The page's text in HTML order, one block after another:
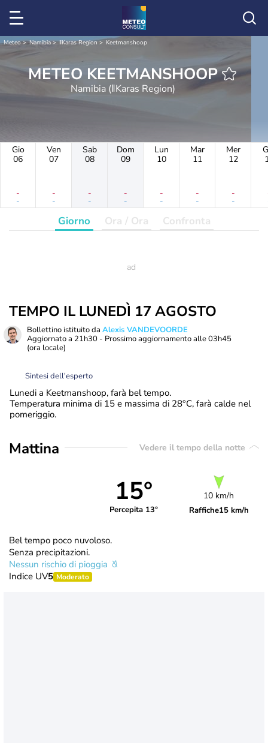
Meteo Namibia ǁKaras Region Keetmanshoop
METEO KEETMANSHOOP
Namibia (ǁKaras Region)
Gio
06
-
-
Ven
07
-
-
Sab
08
-
-
Dom
09
-
-
Lun
10
-
-
Mar
11
-
-
Mer
12
-
-
Giorno Ora / Ora Confronta
TEMPO IL LUNEDÌ 17 AGOSTO
Bollettino istituito da Alexis VANDEVOORDE
Aggiornato a 21h30 - Prossimo aggiornamento alle03h45
(ora locale)
Sintesi dell'esperto
Lunedi a Keetmanshoop, farà bel tempo.
Temperatura minima di 15 e massima di 28°C, farà calde nel
pomeriggio.
Mattina Vedere il tempo della notte
15°
Percepita 13°
10 km/h
Raffiche15 km/h
Bel tempo poco nuvoloso.
Senza precipitazioni.
Nessun rischio di pioggia
Indice UV5 Moderato